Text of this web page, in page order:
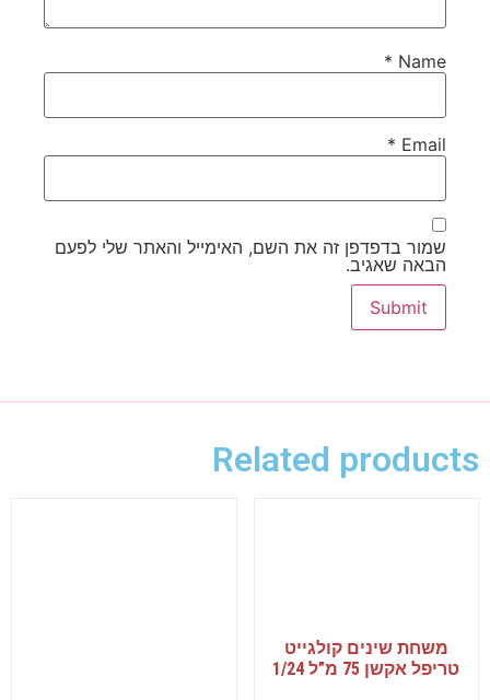
Name
*
Email
*
שמור בדפדפן זה את השם, האימייל והאתר שלי לפעם
הבאה שאגיב.
Related products
משחת שינים קולגייט
טריפל אקשן 75 מ”ל 1/24